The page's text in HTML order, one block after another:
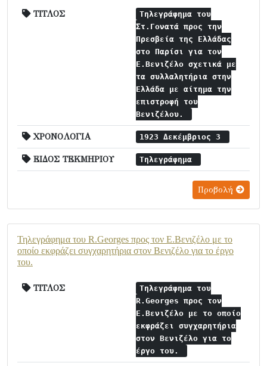
ΤΙΤΛΟΣ
Τηλεγράφημα του
Στ.Γονατά προς την
Πρεσβεία της Ελλάδας
στο Παρίσι για τον
Ε.Βενιζέλο σχετικά με
τα συλλαλητήρια στην
Ελλάδα με αίτημα την
επιστροφή του
Βενιζέλου.
ΧΡΟΝΟΛΟΓΙΑ 1923 Δεκέμβριος 3
ΕΙΔΟΣ ΤΕΚΜΗΡΙΟΥ Τηλεγράφημα
Προβολή
Τηλεγράφημα του R.Georges προς τον Ε.Βενιζέλο με το
οποίο εκφράζει συγχαρητήρια στον Βενιζέλο για το έργο
του.
ΤΙΤΛΟΣ
Τηλεγράφημα του
R.Georges προς τον
Ε.Βενιζέλο με το οποίο
εκφράζει συγχαρητήρια
στον Βενιζέλο για το
έργο του.